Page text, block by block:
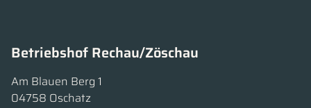
Betriebshof Rechau/Zöschau
Am Blauen Berg 1
04758 Oschatz